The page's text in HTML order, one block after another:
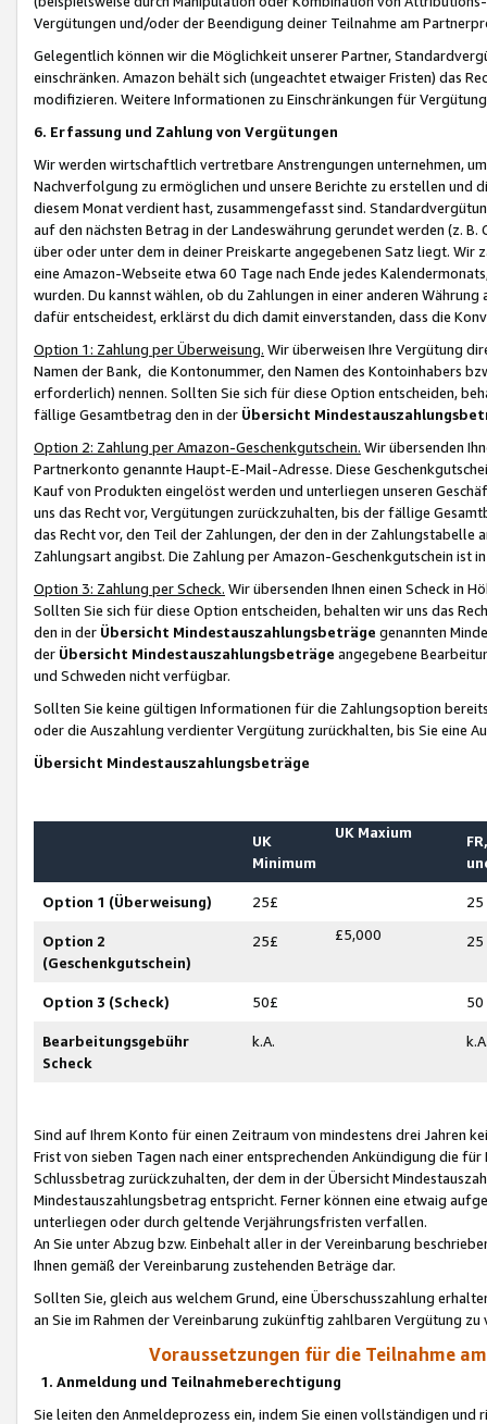
Vergütungen und/oder der Beendigung deiner Teilnahme am
Gelegentlich können wir die Möglichkeit unserer Partner,
einschränken. Amazon behält sich (ungeachtet etwaiger Fristen) das
modifizieren. Weitere Informationen zu Einschränkungen für
6. Erfassung und Zahlung von Vergütungen
Wir werden wirtschaftlich vertretbare Anstrengungen unternehmen,
Nachverfolgung zu ermöglichen und unsere Berichte zu erstellen und
diesem Monat verdient hast, zusammengefasst sind.
auf den nächsten Betrag in der Landeswährung gerundet werden (z.
über oder unter dem in deiner Preiskarte angegebenen Satz liegt.
eine Amazon-Webseite etwa 60 Tage nach Ende jedes
wurden. Du kannst wählen, ob du Zahlungen in einer anderen
dafür entscheidest, erklärst du dich damit einverstanden, dass die
Option 1: Zahlung per Überweisung. Wir überweisen Ihre Vergütung
Namen der Bank, die Kontonummer, den Namen des Kontoinhabers
erforderlich) nennen. Sollten Sie sich für diese Option entscheiden,
fällige Gesamtbetrag den in der Übersicht
Option 2: Zahlung per Amazon-Geschenkgutschein. Wir übersenden
Partnerkonto genannte Haupt-E-Mail-Adresse. Diese
Kauf von Produkten eingelöst werden und unterliegen unseren
uns das Recht vor, Vergütungen zurückzuhalten, bis der fällige
das Recht vor, den Teil der Zahlungen, der den in der
Zahlungsart angibst. Die Zahlung per Amazon-Geschenkgutschein ist
Option 3: Zahlung per Scheck. Wir übersenden Ihnen einen Scheck in
Sollten Sie sich für diese Option entscheiden, behalten wir uns das
den in der Übersicht Mindestauszahlungsbeträge genannten
der Übersicht Mindestauszahlungsbeträge angegebene
und Schweden nicht verfügbar.
Sollten Sie keine gültigen Informationen für die Zahlungsoption
oder die Auszahlung verdienter Vergütung zurückhalten, bis Sie
Übersicht Mindestauszahlungsbeträge
UK
Minimum
UK Maxium
Option 1 (Überweisung) 25£ 25
Option 2
(Geschenkgutschein)
25£ £5,000 25
Option 3 (Scheck) 50£ 50
Bearbeitungsgebühr
Scheck
k.A.
Sind auf Ihrem Konto für einen Zeitraum von mindestens drei Jahren
Frist von sieben Tagen nach einer entsprechenden Ankündigung die
Schlussbetrag zurückzuhalten, der dem in der Übersicht
Mindestauszahlungsbetrag entspricht. Ferner können eine etwaig
unterliegen oder durch geltende Verjährungsfristen verfallen.
An Sie unter Abzug bzw. Einbehalt aller in der Vereinbarung
Ihnen gemäß der Vereinbarung zustehenden Beträge dar.
Sollten Sie, gleich aus welchem Grund, eine Überschusszahlung
an Sie im Rahmen der Vereinbarung zukünftig zahlbaren Vergütung zu
Voraussetzungen für die Teilnahme
1. Anmeldung und Teilnahmeberechtigung
Sie leiten den Anmeldeprozess ein, indem Sie einen vollständigen